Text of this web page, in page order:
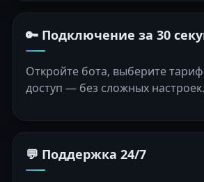
🔑 Подключение за 30
Откройте бота, выберите
доступ — без сложных настроек.
💬 Поддержка 24/7